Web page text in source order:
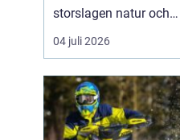
storslagen natur och
genuin dalakultur. Här
möts grupper som vill
standardlokal med
projektor och block.
Läget vid Siljan, de
04 juli 2026